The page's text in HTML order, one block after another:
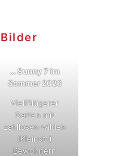
… Sunny 7 im
Sommer 2026
Vielfältigerer
Garten mit
zahllosen wilden
(Kleinst-)
Bewohnern